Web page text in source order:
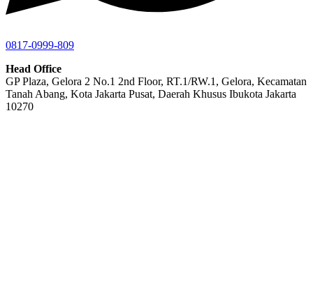
0817-0999-809
Head Office
GP Plaza, Gelora 2 No.1 2nd Floor, RT.1/RW.1, Gelora, Kecamatan
Tanah Abang, Kota Jakarta Pusat, Daerah Khusus Ibukota Jakarta
10270